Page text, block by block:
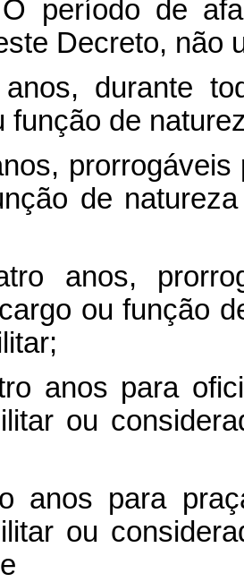
período de
Decreto, não
durante
função de
de
anos,
ou função
anos para
ou
anos para
ou